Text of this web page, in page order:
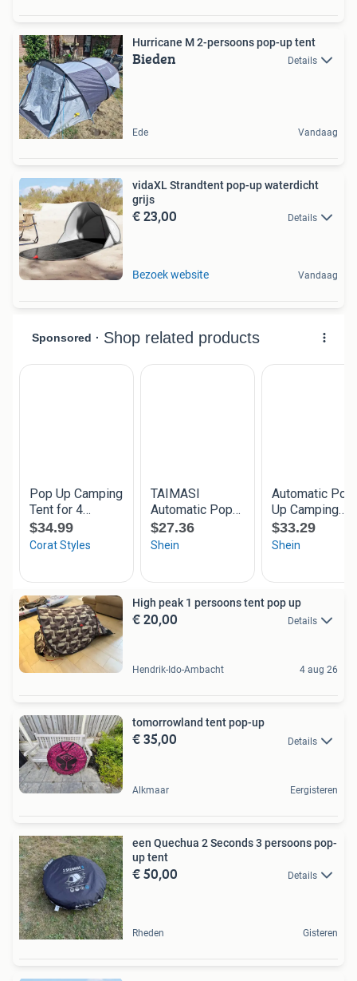
Hurricane M 2-persoons pop-up tent
Bieden Details
Ede Vandaag
vidaXL Strandtent pop-up waterdicht
grijs
€ 23,00 Details
Bezoek website Vandaag
High peak 1 persoons tent pop up
€ 20,00 Details
Hendrik-Ido-Ambacht 4 aug 26
tomorrowland tent pop-up
€ 35,00 Details
Alkmaar Eergisteren
een Quechua 2 Seconds 3 persoons pop-
up tent
€ 50,00 Details
Rheden Gisteren